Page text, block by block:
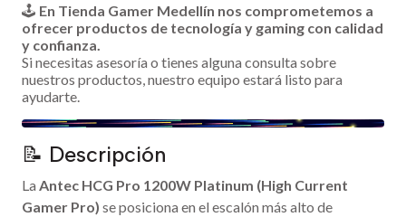
🕹️ En Tienda Gamer Medellín nos comprometemos a
ofrecer productos de tecnología y gaming con calidad
y confianza.
Si necesitas asesoría o tienes alguna consulta sobre
nuestros productos, nuestro equipo estará listo para
ayudarte.
📝 Descripción
La Antec HCG Pro 1200W Platinum (High Current
Gamer Pro) se posiciona en el escalón más alto de